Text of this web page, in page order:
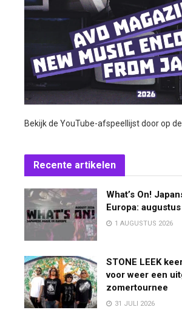
Bekijk de YouTube-afspeellijst door op
Recente artikelen
What’s On!
Europa:
1 AUGUSTUS 2026
STONE LEEK
voor weer een
zomertournee
31 JULI 2026